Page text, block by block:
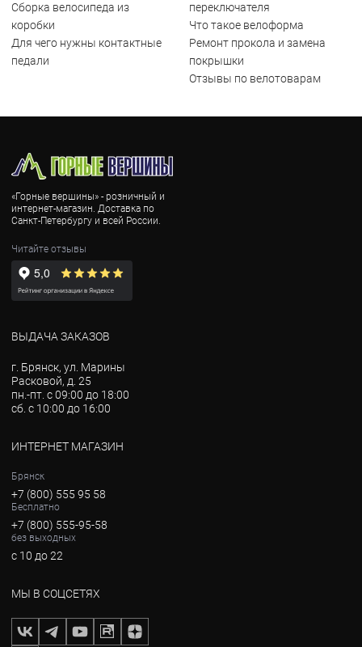
Сборка велосипеда из
коробки
Для чего нужны контактные
педали
переключателя
Что такое велоформа
Ремонт прокола и замена
покрышки
Отзывы по велотоварам
«Горные вершины» - розничный и
интернет-магазин. Доставка по
Санкт-Петербургу и всей России.
Читайте отзывы
ВЫДАЧА ЗАКАЗОВ
г. Брянск, ул. Марины
Расковой, д. 25
пн.-пт. с 09:00 до 18:00
сб. с 10:00 до 16:00
ИНТЕРНЕТ МАГАЗИН
Брянск
+7 (800) 555 95 58
Бесплатно
+7 (800) 555-95-58
без выходных
с 10 до 22
МЫ В СОЦСЕТЯХ